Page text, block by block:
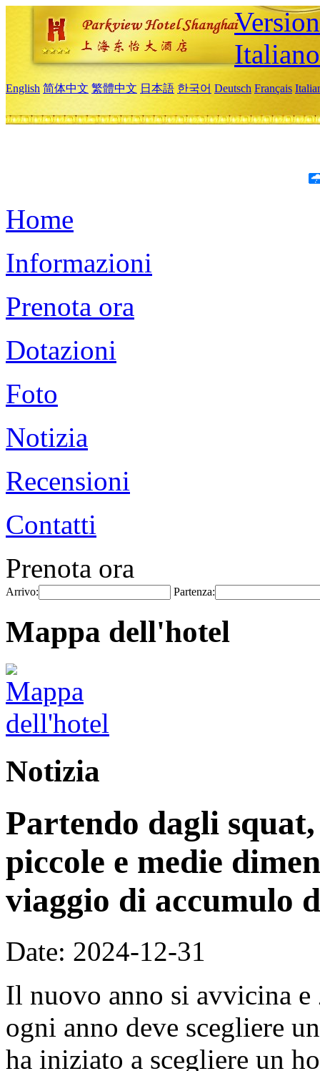
Italiano
English 简体中文 繁體中文 日本語 한국어 Deutsch Français
Home
Informazioni
Prenota ora
Dotazioni
Foto
Notizia
Recensioni
Contatti
Prenota ora
Arrivo: Partenza:
Mappa dell'hotel
Notizia
Partendo dagli
piccole e medie
viaggio di accumulo
Date: 2024-12-31
Il nuovo anno si avvicina e
ogni anno deve scegliere
ha iniziato a scegliere un